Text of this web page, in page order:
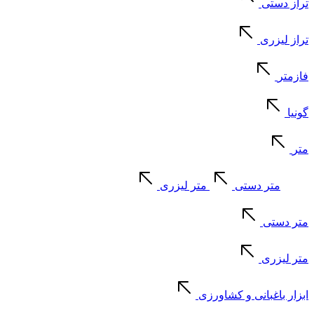
تراز دستی
تراز لیزری
فازمتر
گونیا
متر
متر دستی متر لیزری
متر دستی
متر لیزری
ابزار باغبانی و کشاورزی